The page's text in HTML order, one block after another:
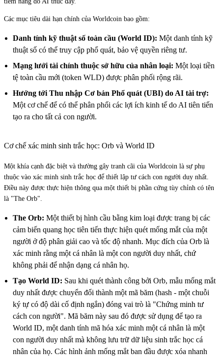
Các mục tiêu dài hạn chính của Worldcoin bao gồm:
Danh tính kỹ thuật số toàn cầu (World ID): Một danh tính kỹ
thuật số có thể truy cập phổ quát, bảo vệ quyền riêng tư.
Mạng lưới tài chính thuộc sở hữu của nhân loại: Một loại tiền
tệ toàn cầu mới (token WLD) được phân phối rộng rãi.
Hướng tới Thu nhập Cơ bản Phổ quát (UBI) do AI tài trợ:
Một cơ chế để có thể phân phối các lợi ích kinh tế do AI tiên tiến
tạo ra cho tất cả con người.
Cơ chế xác minh sinh trắc học: Orb và World ID
Một khía cạnh đặc biệt và thường gây tranh cãi của Worldcoin là sự phụ
thuộc vào xác minh sinh trắc học để thiết lập tư cách con người duy nhất.
Điều này được thực hiện thông qua một thiết bị phần cứng tùy chỉnh có tên
là "The Orb".
The Orb: Một thiết bị hình cầu bằng kim loại được trang bị các
cảm biến quang học tiên tiến thực hiện quét mống mắt của một
người ở độ phân giải cao và tốc độ nhanh. Mục đích của Orb là
xác minh rằng một cá nhân là một con người duy nhất, chứ
không phải để nhận dạng cá nhân họ.
Tạo World ID: Sau khi quét thành công bởi Orb, mẫu mống mắt
duy nhất được chuyển đổi thành một mã băm (hash - một chuỗi
ký tự có độ dài cố định ngắn) đóng vai trò là "Chứng minh tư
cách con người". Mã băm này sau đó được sử dụng để tạo ra
World ID, một danh tính mã hóa xác minh một cá nhân là một
con người duy nhất mà không lưu trữ dữ liệu sinh trắc học cá
nhân của họ. Các hình ảnh mống mắt ban đầu được xóa nhanh